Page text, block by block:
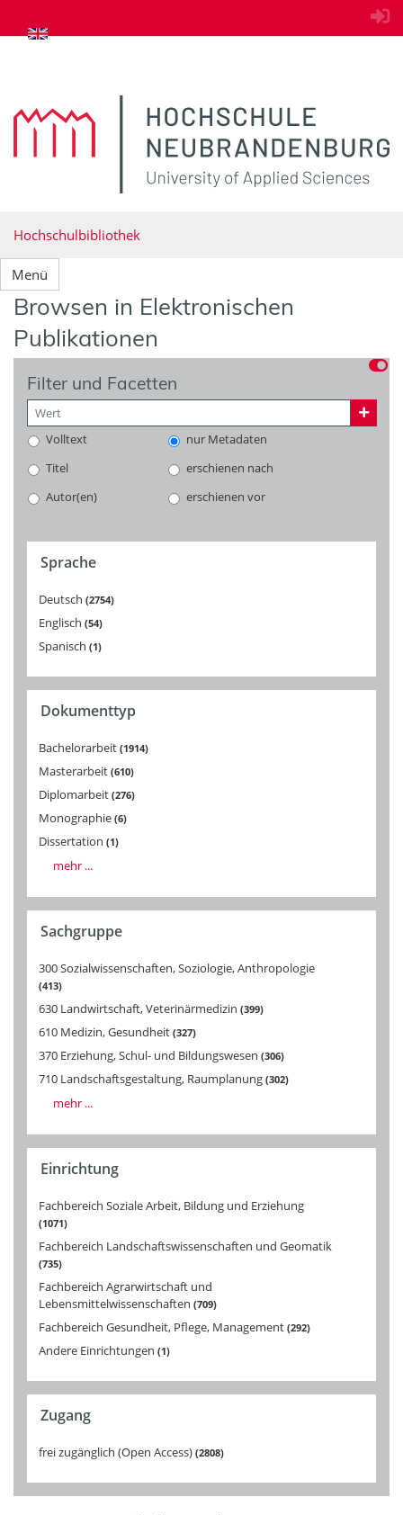
zum Inhalt springen
Hochschulbibliothek
Menü
Browsen in Elektronischen
Publikationen
Filter und Facetten
Volltext
nur Metadaten
Titel
erschienen nach
Autor(en)
erschienen vor
Sprache
Deutsch 2754
Englisch 54
Spanisch 1
Dokumenttyp
Bachelorarbeit 1914
Masterarbeit 610
Diplomarbeit 276
Monographie 6
Dissertation 1
mehr ...
Sachgruppe
300 Sozialwissenschaften, Soziologie, Anthropologie
413
630 Landwirtschaft, Veterinärmedizin 399
610 Medizin, Gesundheit 327
370 Erziehung, Schul- und Bildungswesen 306
710 Landschaftsgestaltung, Raumplanung 302
mehr ...
Einrichtung
Fachbereich Soziale Arbeit, Bildung und Erziehung
1071
Fachbereich Landschaftswissenschaften und Geomatik
735
Fachbereich Agrarwirtschaft und
Lebensmittelwissenschaften 709
Fachbereich Gesundheit, Pflege, Management 292
Andere Einrichtungen 1
Zugang
frei zugänglich (Open Access) 2808